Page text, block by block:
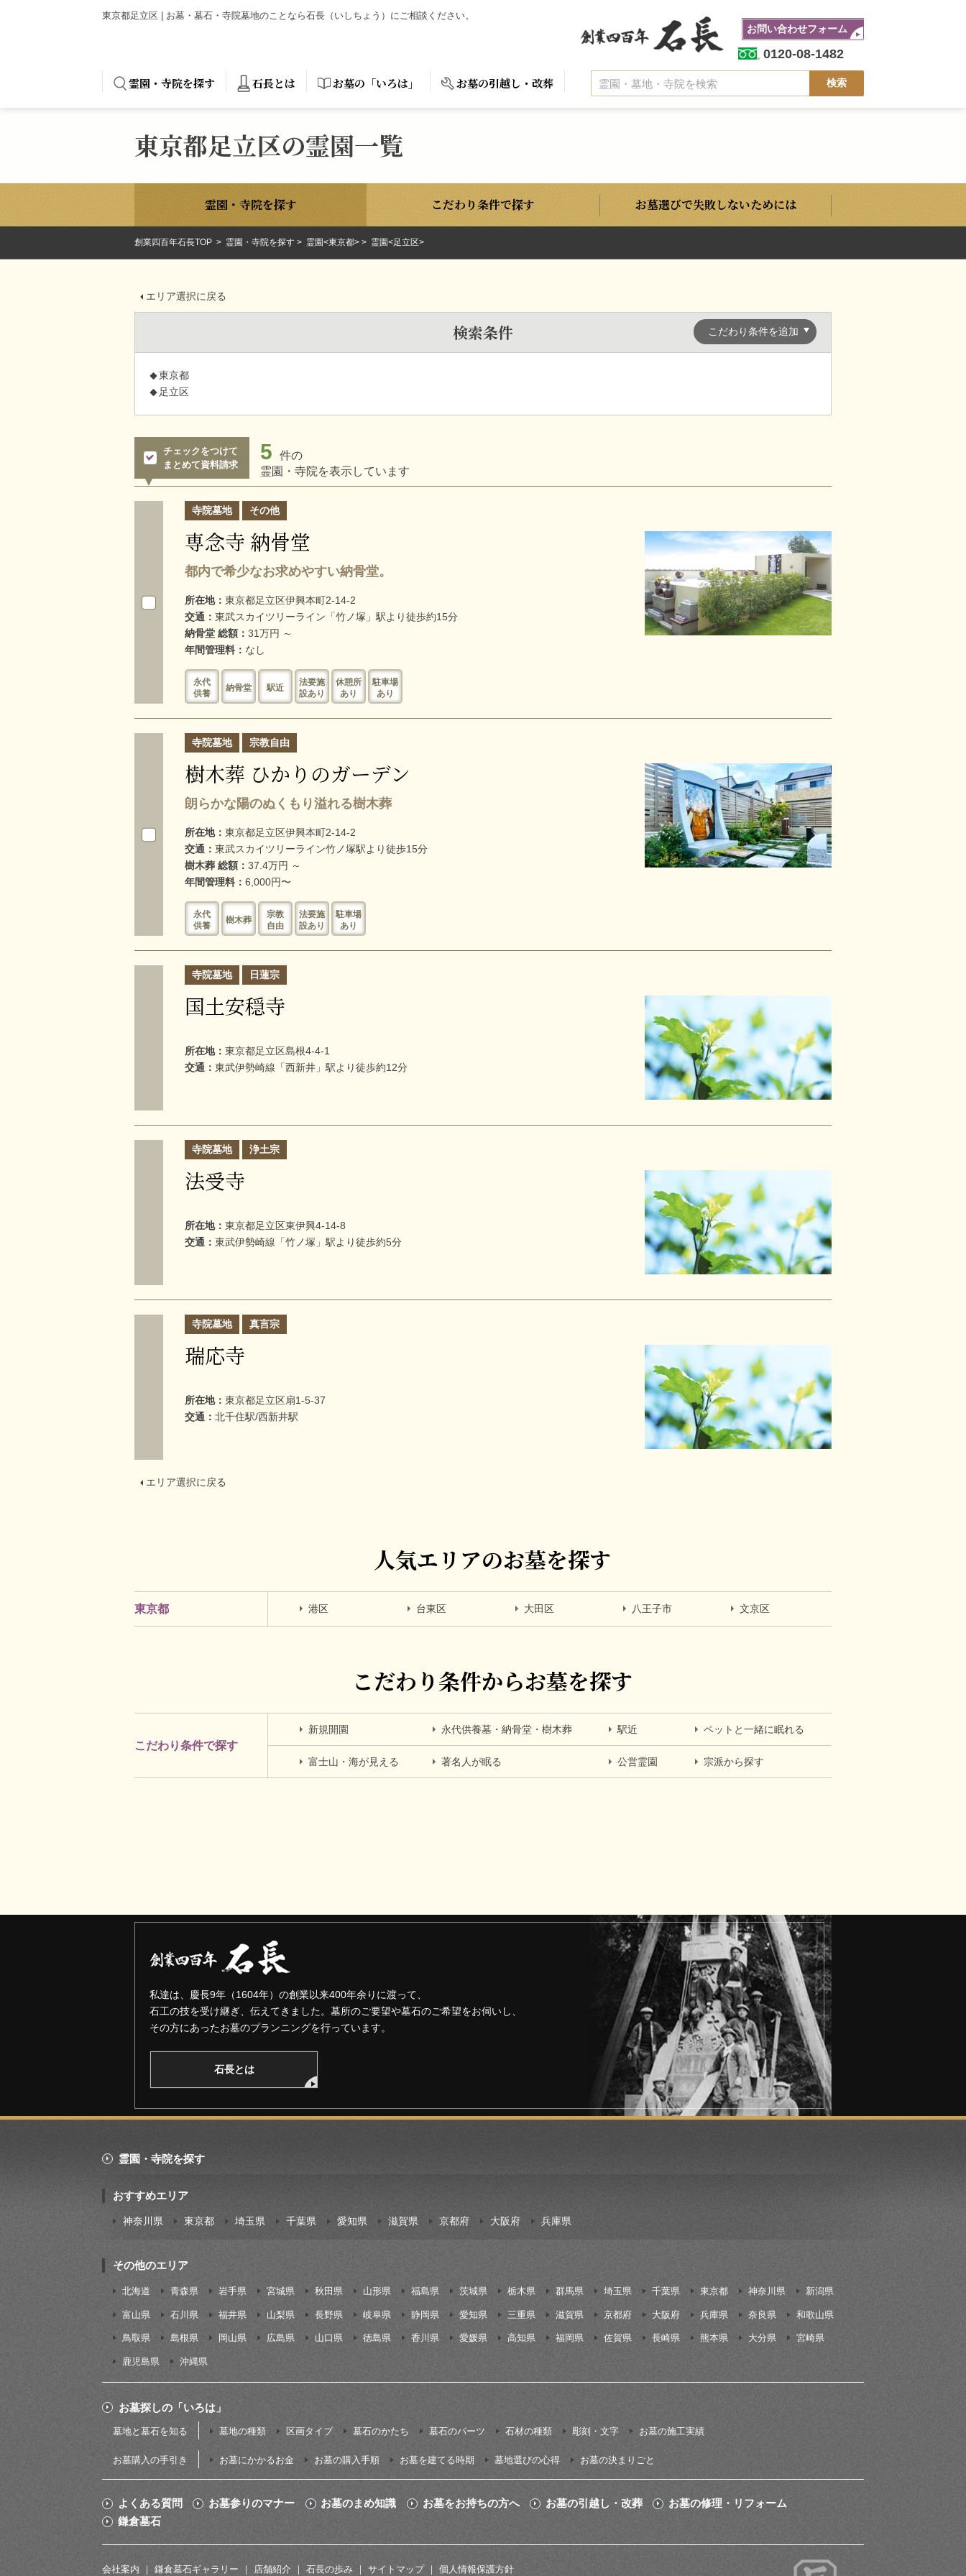
東京都足立区 | お墓・墓石・寺院墓地のことなら石長（いしちょう）にご相談ください。
霊園・寺院を探す 石長とは お墓の「いろは」 お墓の引越し・改葬
お問い合わせフォーム
0120-08-1482
東京都足立区の霊園一覧
霊園・寺院を探す こだわり条件で探す お墓選びで失敗しないためには
創業四百年石長TOP 霊園・寺院を探す 霊園<東京都> 霊園<足立区>
エリア選択に戻る
こだわり条件を追加
検索条件
東京都
足立区
5
件の
霊園・寺院を表示しています
チェックをつけて
まとめて資料請求
寺院墓地 その他
専念寺 納骨堂
都内で希少なお求めやすい納骨堂。
所在地： 東京都足立区伊興本町2-14-2
交通： 東武スカイツリーライン「竹ノ塚」駅より徒歩約15分
納骨堂 総額： 31万円 ～
年間管理料： なし
永代
供養
納骨堂 駅近
法要施
設あり
休憩所
あり
駐車場
あり
寺院墓地 宗教自由
樹木葬 ひかりのガーデン
朗らかな陽のぬくもり溢れる樹木葬
所在地： 東京都足立区伊興本町2-14-2
交通： 東武スカイツリーライン竹ノ塚駅より徒歩15分
樹木葬 総額： 37.4万円 ～
年間管理料： 6,000円〜
永代
供養
樹木葬
宗教
自由
法要施
設あり
駐車場
あり
寺院墓地 日蓮宗
国土安穏寺
所在地： 東京都足立区島根4-4-1
交通： 東武伊勢崎線「西新井」駅より徒歩約12分
寺院墓地 浄土宗
法受寺
所在地： 東京都足立区東伊興4-14-8
交通： 東武伊勢崎線「竹ノ塚」駅より徒歩約5分
寺院墓地 真言宗
瑞応寺
所在地： 東京都足立区扇1-5-37
交通： 北千住駅/西新井駅
エリア選択に戻る
人気エリアのお墓を探す
東京都 港区 台東区 大田区 八王子市 文京区
こだわり条件からお墓を探す
こだわり条件で探す
新規開園 永代供養墓・納骨堂・樹木葬 駅近 ペットと一緒に眠れる
富士山・海が見える 著名人が眠る 公営霊園 宗派から探す
私達は、慶長9年（1604年）の創業以来400年余りに渡って、
石工の技を受け継ぎ、伝えてきました。墓所のご要望や墓石のご希望をお伺いし、
その方にあったお墓のプランニングを行っています。
石長とは
霊園・寺院を探す
おすすめエリア
神奈川県 東京都 埼玉県 千葉県 愛知県 滋賀県 京都府 大阪府 兵庫県
その他のエリア
北海道 青森県 岩手県 宮城県 秋田県 山形県 福島県 茨城県 栃木県 群馬県 埼玉県 千葉県 東京都 神奈川県 新潟県
富山県 石川県 福井県 山梨県 長野県 岐阜県 静岡県 愛知県 三重県 滋賀県 京都府 大阪府 兵庫県 奈良県 和歌山県
鳥取県 島根県 岡山県 広島県 山口県 徳島県 香川県 愛媛県 高知県 福岡県 佐賀県 長崎県 熊本県 大分県 宮崎県
鹿児島県 沖縄県
お墓探しの「いろは」
墓地と墓石を知る 墓地の種類 区画タイプ 墓石のかたち 墓石のパーツ 石材の種類 彫刻・文字 お墓の施工実績
お墓購入の手引き お墓にかかるお金 お墓の購入手順 お墓を建てる時期 墓地選びの心得 お墓の決まりごと
よくある質問 お墓参りのマナー お墓のまめ知識 お墓をお持ちの方へ お墓の引越し・改葬
お墓の修理・リフォーム
鎌倉墓石
会社案内 鎌倉墓石ギャラリー 店舗紹介 石長の歩み サイトマップ 個人情報保護方針